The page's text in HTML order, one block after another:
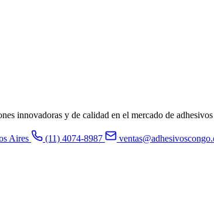
innovadoras y de calidad en el mercado de
Aires (11) 4074-8987